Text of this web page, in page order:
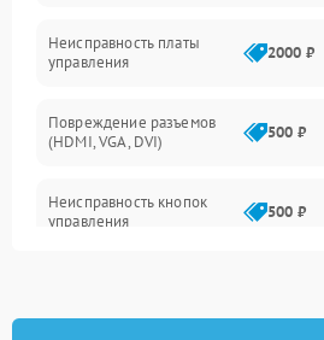
Неисправность платы
управления
2000 ₽
Повреждение разъемов
(HDMI, VGA, DVI)
500 ₽
Неисправность кнопок
управления
500 ₽